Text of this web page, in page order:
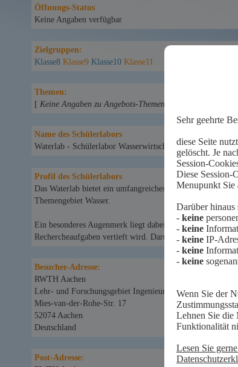
Öffnungs-Status
Keine Angaben verfügbar
Zielgruppen:
Klasse8 Klasse9 Klasse10 Klasse11
Themen:
[ Keine Angaben zu Angebots-Themen vorhanden
Name des Schülerlabors
Waterlab - Schülerlabor Wasserwirtschaft
Profil des Schülerlabors
Das Waterlab bietet ein umfangreiches Angebot an
Themengebiet Wasser.
Ein besonderes Augenmerk liegt dabei auf der
Rechercheaufgaben vertieft wird. Darunter sind auch zwei
Besucher-Adresse:
RWTH Aachen
Lehr- und Forschungsgebiet Ingenieurhydrologie
Mies-van-der-Rohe-Str. 17
52074 Aachen
Deutschland
Post-Adresse: